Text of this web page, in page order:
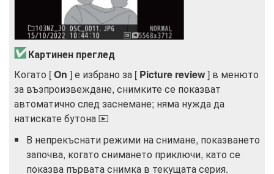
Картинен преглед
Когато [On ] е избрано за [ Picture review] в менюто
за възпроизвеждане, снимките се показват
автоматично след заснемане; няма нужда да
натискате бутона K
В непрекъснати режими на снимане, показването
започва, когато снимането приключи, като се
показва първата снимка в текущата серия.